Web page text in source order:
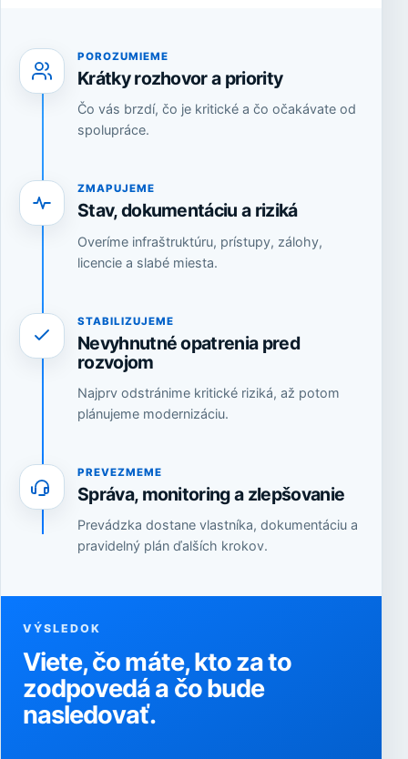
POROZUMIEME
Krátky rozhovor a priority
Čo vás brzdí, čo je kritické a čo očakávate od
spolupráce.
ZMAPUJEME
Stav, dokumentáciu a riziká
Overíme infraštruktúru, prístupy, zálohy,
licencie a slabé miesta.
STABILIZUJEME
Nevyhnutné opatrenia pred
rozvojom
Najprv odstránime kritické riziká, až potom
plánujeme modernizáciu.
PREVEZMEME
Správa, monitoring a zlepšovanie
Prevádzka dostane vlastníka, dokumentáciu a
pravidelný plán ďalších krokov.
VÝSLEDOK
Viete, čo máte, kto za to
zodpovedá a čo bude
nasledovať.